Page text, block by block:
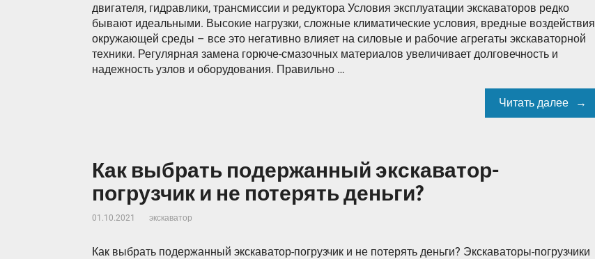
двигателя, гидравлики, трансмиссии и редуктора Условия эксплуатации экскаваторов редко
бывают идеальными. Высокие нагрузки, сложные климатические условия, вредные воздействия
окружающей среды – все это негативно влияет на силовые и рабочие агрегаты экскаваторной
техники. Регулярная замена горюче-смазочных материалов увеличивает долговечность и
надежность узлов и оборудования. Правильно …
Читать далее
Как выбрать подержанный экскаватор-
погрузчик и не потерять деньги?
01.10.2021 экскаватор
Как выбрать подержанный экскаватор-погрузчик и не потерять деньги? Экскаваторы-погрузчики